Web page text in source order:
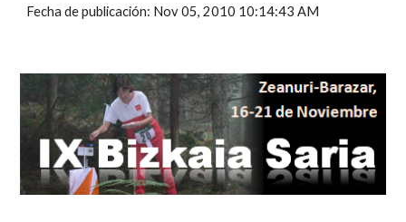
Fecha de publicación: Nov 05, 2010 10:14:43 AM